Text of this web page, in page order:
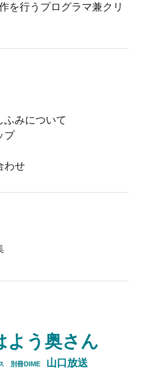
を行うプログラマ兼クリ
ふみについて
プ
わせ
よう奥さん
別冊DIME 山口放送